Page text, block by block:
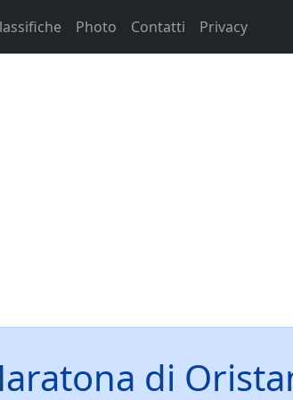
Photo Contatti Privacy
di